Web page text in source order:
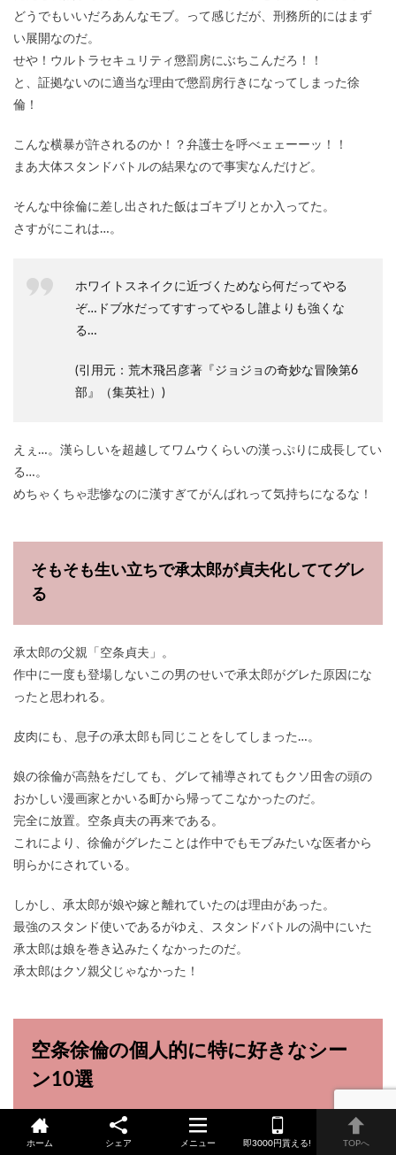
どうでもいいだろあんなモブ。って感じだが、刑務所的にはまず
い展開なのだ。
せや！ウルトラセキュリティ懲罰房にぶちこんだろ！！
と、証拠ないのに適当な理由で懲罰房行きになってしまった徐
倫！
こんな横暴が許されるのか！？弁護士を呼べェェーーッ！！
まあ大体スタンドバトルの結果なので事実なんだけど。
そんな中徐倫に差し出された飯はゴキブリとか入ってた。
さすがにこれは…。
ホワイトスネイクに近づくためなら何だってやる
ぞ…ドブ水だってすすってやるし誰よりも強くな
る…
(引用元：荒木飛呂彦著『ジョジョの奇妙な冒険第6
部』（集英社）)
えぇ…。漢らしいを超越してワムウくらいの漢っぷりに成長してい
る…。
めちゃくちゃ悲惨なのに漢すぎてがんばれって気持ちになるな！
そもそも生い立ちで承太郎が貞夫化しててグレ
る
承太郎の父親「空条貞夫」。
作中に一度も登場しないこの男のせいで承太郎がグレた原因にな
ったと思われる。
皮肉にも、息子の承太郎も同じことをしてしまった…。
娘の徐倫が高熱をだしても、グレて補導されてもクソ田舎の頭の
おかしい漫画家とかいる町から帰ってこなかったのだ。
完全に放置。空条貞夫の再来である。
これにより、徐倫がグレたことは作中でもモブみたいな医者から
明らかにされている。
しかし、承太郎が娘や嫁と離れていたのは理由があった。
最強のスタンド使いであるがゆえ、スタンドバトルの渦中にいた
承太郎は娘を巻き込みたくなかったのだ。
承太郎はクソ親父じゃなかった！
空条徐倫の個人的に特に好きなシー
ン10選
これまで徐倫の「凄み」を語ってきたが、そんな徐倫の作中で好
ホーム シェア メニュー 即3000円貰える! TOPへ